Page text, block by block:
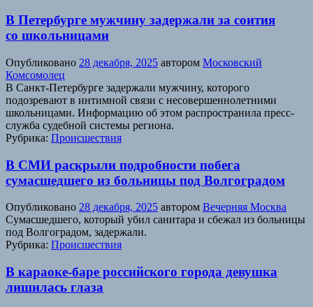
В Петербурге мужчину задержали за соития
со школьницами
Опубликовано 28 декабря, 2025 автором Московский
Комсомолец
В Санкт-Петербурге задержали мужчину, которого
подозревают в интимной связи с несовершеннолетними
школьницами. Информацию об этом распространила пресс-
служба судебной системы региона.
Рубрика: Происшествия
В СМИ раскрыли подробности побега
сумасшедшего из больницы под Волгоградом
Опубликовано 28 декабря, 2025 автором Вечерняя Москва
Сумасшедшего, который убил санитара и сбежал из больницы
под Волгоградом, задержали.
Рубрика: Происшествия
В караоке-баре российского города девушка
лишилась глаза